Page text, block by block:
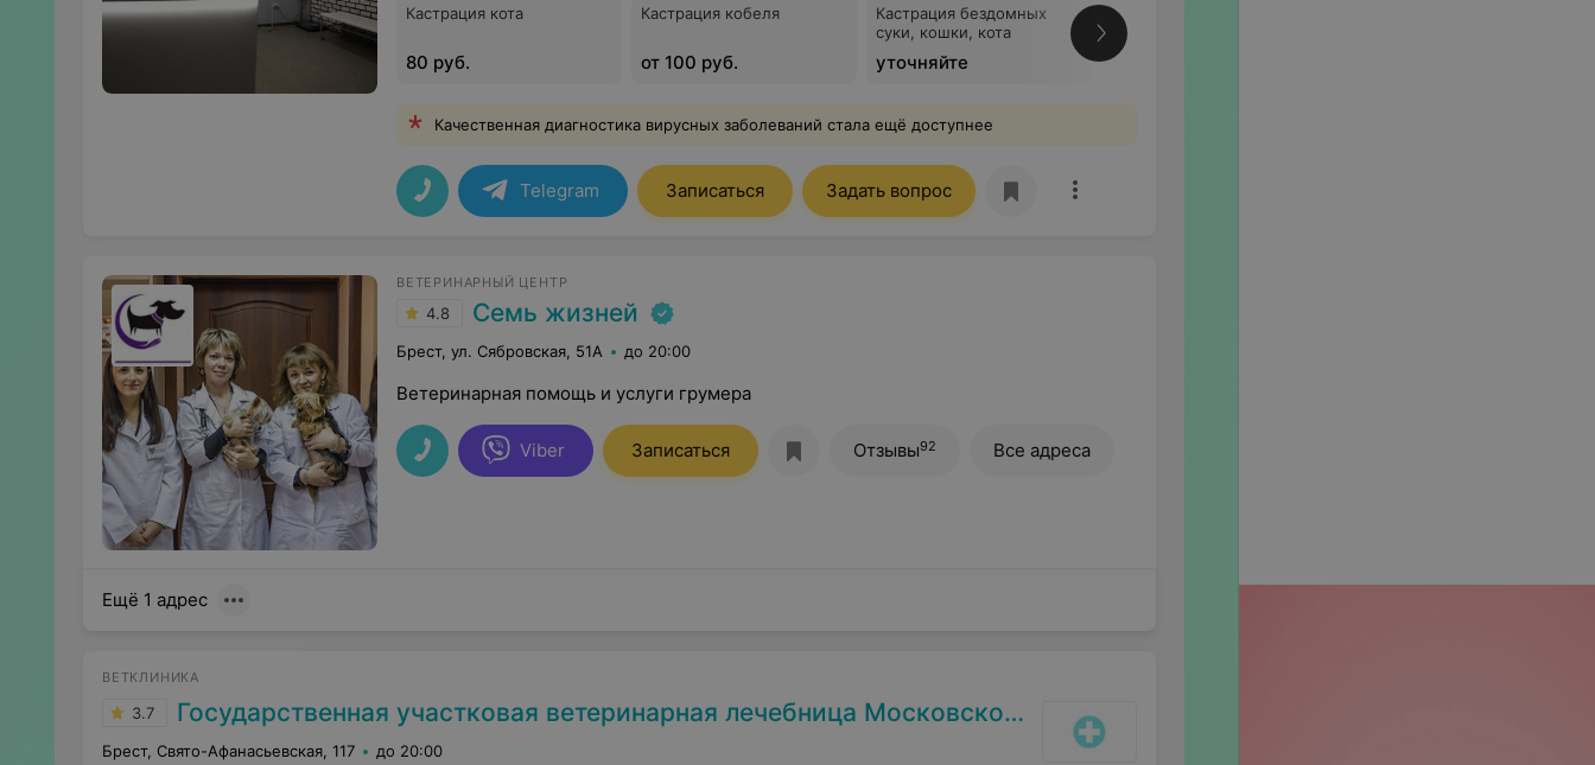
Кастрация кота
80 руб.
Кастрация кобеля
от 100 руб.
Кастрация бездомных
суки, кошки, кота
уточняйте
Качественная диагностика вирусных заболеваний стала ещё доступнее
Telegram Записаться Задать вопрос
ВЕТЕРИНАРНЫЙ ЦЕНТР
4.8 Семь жизней
Брест, ул. Сябровская, 51А до 20:00
Ветеринарная помощь и услуги грумера
Viber Записаться Отзывы92 Все адреса
Ещё 1 адрес
ВЕТКЛИНИКА
3.7 Государственная участковая ветеринарная лечебница Московского района
Брест, Свято-Афанасьевская, 117 до 20:00